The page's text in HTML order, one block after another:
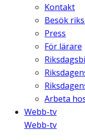
Kontakt
Besök
Press
För lärare
Arbeta
Webb-tv
Webb-tv